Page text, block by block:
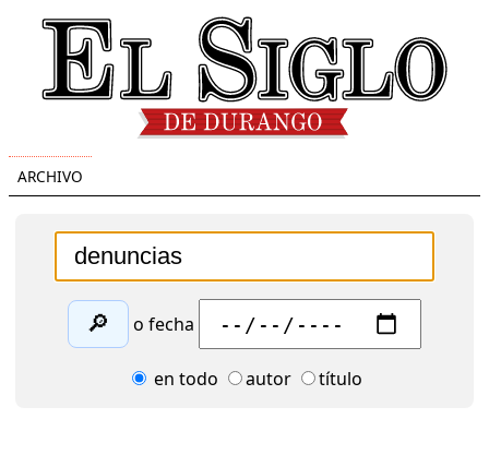
ARCHIVO
🔎 o fecha
en todo autor título